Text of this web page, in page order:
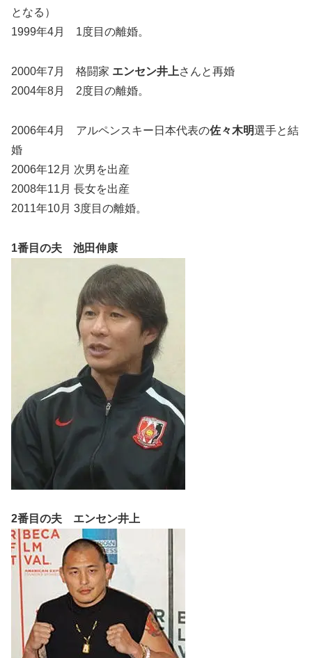
となる）
1999年4月 1度目の離婚。
2000年7月 格闘家 エンセン井上さんと再婚
2004年8月 2度目の離婚。
2006年4月 アルペンスキー日本代表の佐々木明選手と結
婚
2006年12月 次男を出産
2008年11月 長女を出産
2011年10月 3度目の離婚。
1番目の夫 池田伸康
2番目の夫 エンセン井上